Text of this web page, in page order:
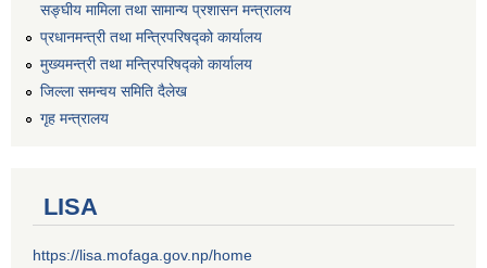
सङ्‍घीय मामिला तथा सामान्य प्रशासन मन्त्रालय
प्रधानमन्त्री तथा मन्त्रिपरिषद्को कार्यालय
मुख्यमन्त्री तथा मन्त्रिपरिषद्को कार्यालय
जिल्ला समन्वय समिति दैलेख
गृह मन्त्रालय
LISA
https://lisa.mofaga.gov.np/home